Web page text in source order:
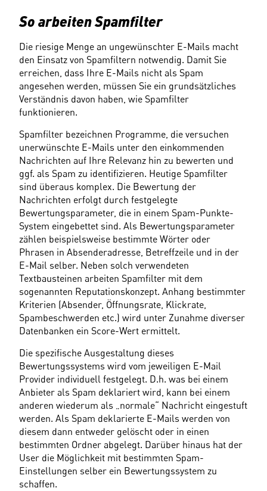
So arbeiten Spamfilter
Die riesige Menge an ungewünschter E-Mails macht
den Einsatz von Spamfiltern notwendig. Damit Sie
erreichen, dass Ihre E-Mails nicht als Spam
angesehen werden, müssen Sie ein grundsätzliches
Verständnis davon haben, wie Spamfilter
funktionieren.
Spamfilter bezeichnen Programme, die versuchen
unerwünschte E-Mails unter den einkommenden
Nachrichten auf Ihre Relevanz hin zu bewerten und
ggf. als Spam zu identifizieren. Heutige Spamfilter
sind überaus komplex. Die Bewertung der
Nachrichten erfolgt durch festgelegte
Bewertungsparameter, die in einem Spam-Punkte-
System eingebettet sind. Als Bewertungsparameter
zählen beispielsweise bestimmte Wörter oder
Phrasen in Absenderadresse, Betreffzeile und in der
E-Mail selber. Neben solch verwendeten
Textbausteinen arbeiten Spamfilter mit dem
sogenannten Reputationskonzept. Anhang bestimmter
Kriterien (Absender, Öffnungsrate, Klickrate,
Spambeschwerden etc.) wird unter Zunahme diverser
Datenbanken ein Score-Wert ermittelt.
Die spezifische Ausgestaltung dieses
Bewertungssystems wird vom jeweiligen E-Mail
Provider individuell festgelegt. D.h. was bei einem
Anbieter als Spam deklariert wird, kann bei einem
anderen wiederum als „normale“ Nachricht eingestuft
werden. Als Spam deklarierte E-Mails werden von
diesem dann entweder gelöscht oder in einen
bestimmten Ordner abgelegt. Darüber hinaus hat der
User die Möglichkeit mit bestimmten Spam-
Einstellungen selber ein Bewertungssystem zu
schaffen.